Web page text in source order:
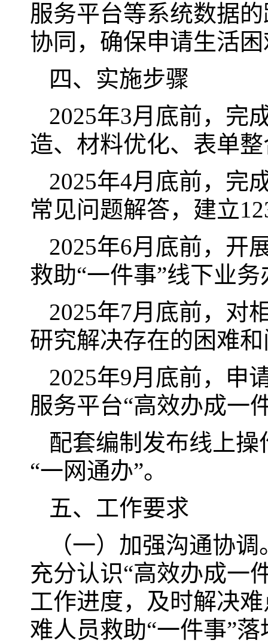
服务平台等系统数据
协同，确保申请生活
四、实施步骤
2025年3月底前，完
造、材料优化、表单
2025年4月底前，完
常见问题解答，建立
2025年6月底前，开
救助“一件事”线下业
2025年7月底前，对
研究解决存在的困难
2025年9月底前，申
服务平台“高效办成一
配套编制发布线上
“一网通办”。
五、工作要求
（一）加强沟通协
充分认识“高效办成一
工作进度，及时解决
难人员救助“一件事”